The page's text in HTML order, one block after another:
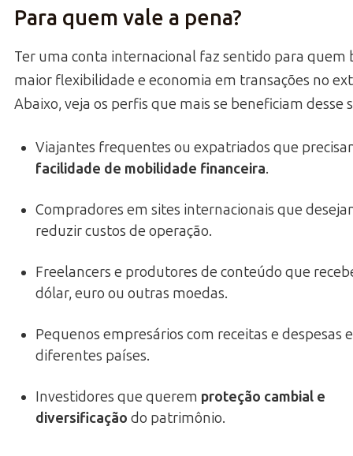
Para quem vale a pena?
Ter uma conta internacional faz sentido para quem
maior flexibilidade e economia em transações no
Abaixo, veja os perfis que mais se beneficiam desse
Viajantes frequentes ou expatriados que
facilidade de mobilidade financeira.
Compradores em sites internacionais que
reduzir custos de operação.
Freelancers e produtores de conteúdo que
dólar, euro ou outras moedas.
Pequenos empresários com receitas e despesas
diferentes países.
Investidores que querem proteção cambial e
diversificação do patrimônio.